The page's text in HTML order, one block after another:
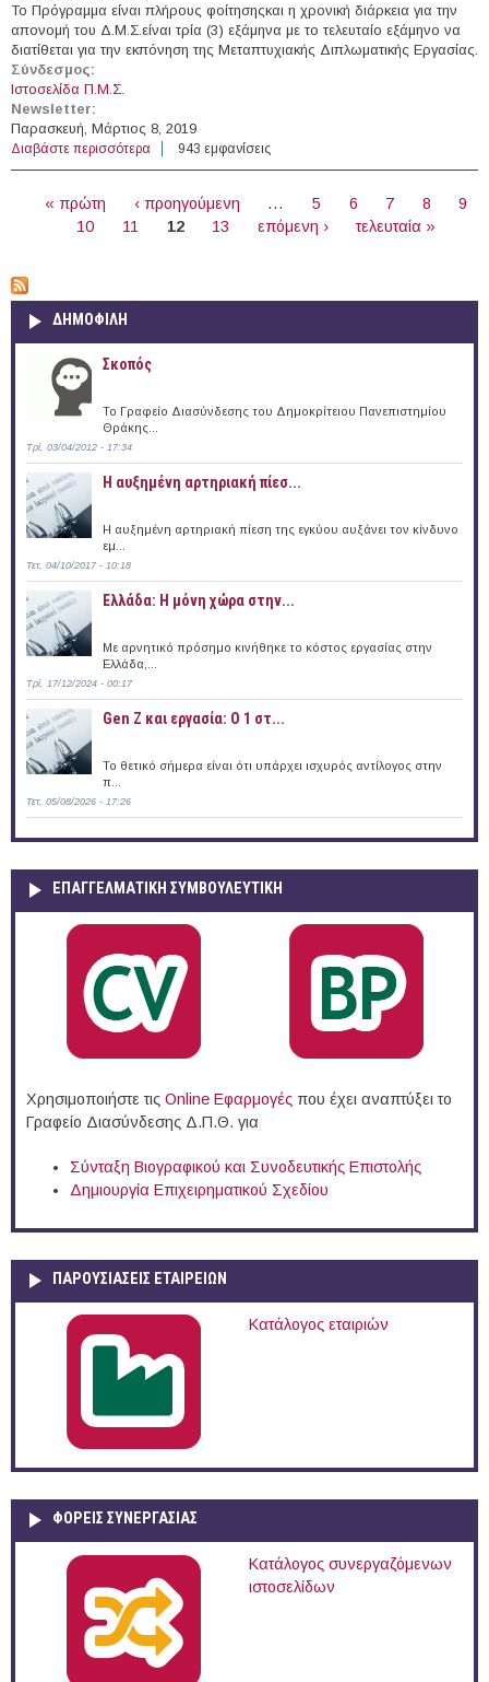
Το Πρόγραμμα είναι πλήρους φοίτησηςκαι η χρονική διάρκεια για την
απονομή του Δ.Μ.Σ.είναι τρία (3) εξάμηνα με το τελευταίο εξάμηνο να
διατίθεται για την εκπόνηση της Μεταπτυχιακής Διπλωματικής Εργασίας.
Σύνδεσμος:
Ιστοσελίδα Π.Μ.Σ.
Newsletter:
Παρασκευή, Μάρτιος 8, 2019
Διαβάστε περισσότερα για Παιδικό Βιβλίο και Παιδαγωγικό Υλικό
943 εμφανίσεις
« πρώτη ‹ προηγούμενη … 5 6 7 8
9
10
11 12 13 επόμενη › τελευταία »
ΔΗΜΟΦΙΛΗ
Σκοπός
Το Γραφείο Διασύνδεσης του Δημοκρίτειου Πανεπιστημίου
Θράκης...
Τρί, 03/04/2012 - 17:34
Η αυξημένη αρτηριακή πίεσ...
Η αυξημένη αρτηριακή πίεση της εγκύου αυξάνει τον κίνδυνο
εμ...
Τετ, 04/10/2017 - 10:18
Ελλάδα: Η μόνη χώρα στην...
Με αρνητικό πρόσημο κινήθηκε το κόστος εργασίας στην
Ελλάδα,...
Τρί, 17/12/2024 - 00:17
Gen Z και εργασία: Ο 1 στ...
Το θετικό σήμερα είναι ότι υπάρχει ισχυρός αντίλογος στην
π...
Τετ, 05/08/2026 - 17:26
ΕΠΑΓΓΕΛΜΑΤΙΚΉ ΣΥΜΒΟΥΛΕΥΤΙΚΉ
Χρησιμοποιήστε τις Online Eφαρμογές που έχει αναπτύξει το
Γραφείο Διασύνδεσης Δ.Π.Θ. για
Σύνταξη Βιογραφικού και Συνοδευτικής Επιστολής
Δημιουργία Επιχειρηματικού Σχεδίου
ΠΑΡΟΥΣΙΆΣΕΙΣ ΕΤΑΙΡΕΙΏΝ
Κατάλογος εταιριών
ΦΟΡΕΙΣ ΣΥΝΕΡΓΑΣΙΑΣ
Κατάλογος συνεργαζόμενων
ιστοσελίδων